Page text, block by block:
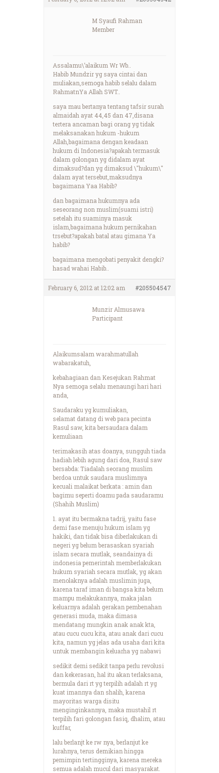
M Syaufi Rahman
Member
Assalamu\’alaikum Wr Wb..
Habib Mundzir yg saya cintai dan
muliakan,semoga habib selalu dalam
RahmatnYa Allah SWT..
saya mau bertanya tentang tafsir surah
almaidah ayat 44,45 dan 47,disana
tertera ancaman bagi orang yg tidak
melaksanakan hukum -hukum
Allah,bagaimana dengan keadaan
hukum di Indonesia?apakah termasuk
dalam golongan yg didalam ayat
dimaksud?dan yg dimaksud \"hukum\"
dalam ayat tersebut,maksudnya
bagaimana Yaa Habib?
dan bagaimana hukumnya ada
seseorang non muslim(suami istri)
setelah itu suaminya masuk
islam,bagaimana hukum pernikahan
trsebut?apakah batal atau gimana Ya
habib?
bagaimana mengobati penyakit dengki?
hasad wahai Habib..
February 6, 2012 at 12:02 am #205504547
Munzir Almusawa
Participant
Alaikumsalam warahmatullah
wabarakatuh,
kebahagiaan dan Kesejukan Rahmat
Nya semoga selalu menaungi hari hari
anda,
Saudaraku yg kumuliakan,
selamat datang di web para pecinta
Rasul saw, kita bersaudara dalam
kemuliaan
terimakasih atas doanya, sungguh tiada
hadiah lebih agung dari doa, Rasul saw
bersabda: Tiadalah seorang muslim
berdoa untuk saudara muslimnya
kecuali malaikat berkata : amin dan
bagimu seperti doamu pada saudaramu
(Shahih Muslim)
1. ayat itu bermakna tadrij, yaitu fase
demi fase menuju hukum islam yg
hakiki, dan tidak bisa diberlakukan di
negeri yg belum berasaskan syariah
islam secara mutlak, seandainya di
indonesia pemerintah memberlakukan
hukum syariah secara mutlak, yg akan
menolaknya adalah muslimin juga,
karena taraf iman di bangsa kita belum
mampu melakukannya, maka jalan
keluarnya adalah gerakan pembenahan
generasi muda, maka dimasa
mendatang mungkin anak anak kta,
atau cucu cucu kita, atau anak dari cucu
kita, namun yg jelas ada usaha dari kita
untuk membangin keluarha yg nabawi
sedikit demi sedikit tanpa perlu revolusi
dan kekerasan, hal itu akan terlaksana,
bermula dari rt yg terpilih adalah rt yg
kuat imannya dan shalih, karena
mayoritas warga disitu
menginginkannya, maka mustahil rt
terpilih fari golongan fasiq, dhalim, atau
kuffar,
lalu berlanjt ke rw nya, berlanjut ke
lurahnya, terus demikian hingga
pemimpin tertingginya, karena mereka
semua adalah mucul dari masyarakat.